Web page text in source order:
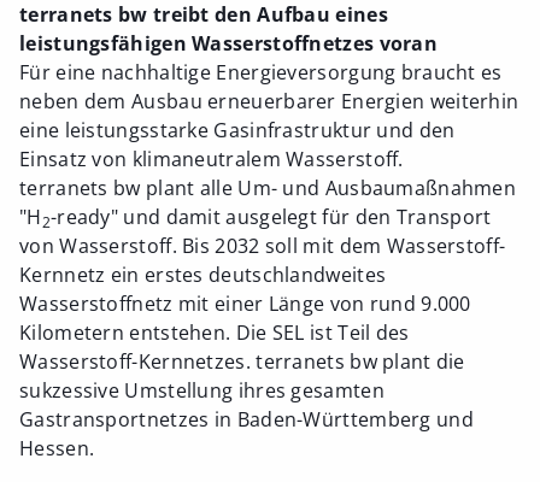
terranets bw treibt den Aufbau eines
leistungsfähigen Wasserstoffnetzes voran
Für eine nachhaltige Energieversorgung braucht es
neben dem Ausbau erneuerbarer Energien weiterhin
eine leistungsstarke Gasinfrastruktur und den
Einsatz von klimaneutralem Wasserstoff.
terranets bw plant alle Um- und Ausbaumaßnahmen
"H2-ready" und damit ausgelegt für den Transport
von Wasserstoff. Bis 2032 soll mit dem Wasserstoff-
Kernnetz ein erstes deutschlandweites
Wasserstoffnetz mit einer Länge von rund 9.000
Kilometern entstehen. Die SEL ist Teil des
Wasserstoff-Kernnetzes. terranets bw plant die
sukzessive Umstellung ihres gesamten
Gastransportnetzes in Baden-Württemberg und
Hessen.